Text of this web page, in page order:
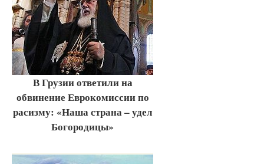
В Грузии ответили на
обвинение Еврокомиссии по
расизму: «Наша страна – удел
Богородицы»